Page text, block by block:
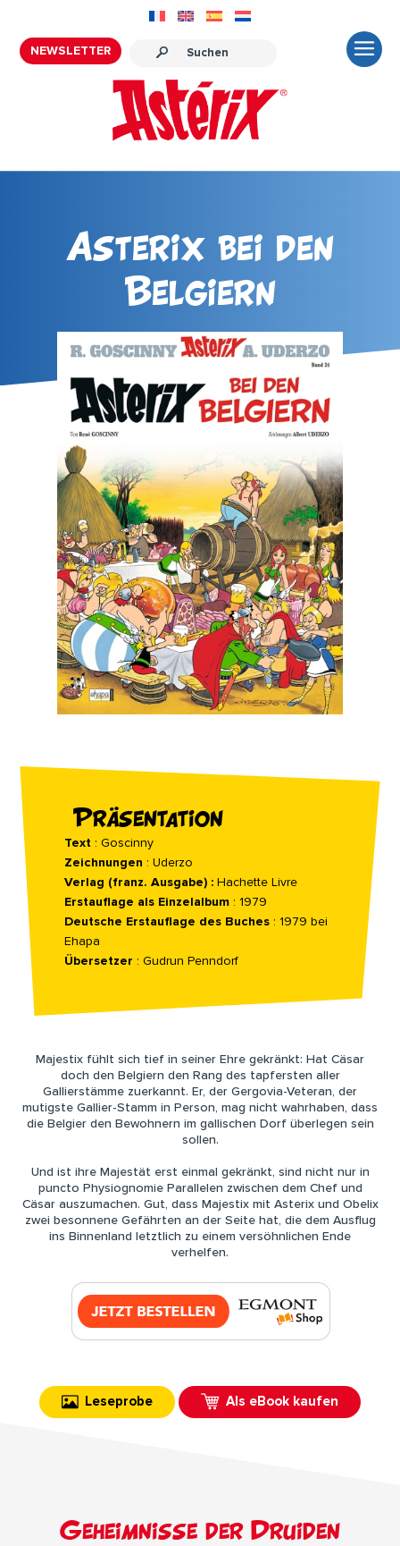
NEWSLETTER
Asterix bei den
Belgiern
Präsentation
Text : Goscinny
Zeichnungen : Uderzo
Verlag (franz. Ausgabe) : Hachette Livre
Erstauflage als Einzelalbum : 1979
Deutsche Erstauflage des Buches : 1979 bei
Ehapa
Übersetzer : Gudrun Penndorf
Majestix fühlt sich tief in seiner Ehre gekränkt: Hat Cäsar
doch den Belgiern den Rang des tapfersten aller
Gallierstämme zuerkannt. Er, der Gergovia-Veteran, der
mutigste Gallier-Stamm in Person, mag nicht wahrhaben, dass
die Belgier den Bewohnern im gallischen Dorf überlegen sein
sollen.
Und ist ihre Majestät erst einmal gekränkt, sind nicht nur in
puncto Physiognomie Parallelen zwischen dem Chef und
Cäsar auszumachen. Gut, dass Majestix mit Asterix und Obelix
zwei besonnene Gefährten an der Seite hat, die dem Ausflug
ins Binnenland letztlich zu einem versöhnlichen Ende
verhelfen.
Leseprobe Als eBook kaufen
Geheimnisse der Druiden